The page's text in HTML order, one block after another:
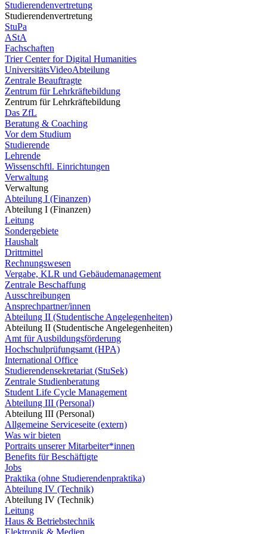
Studierendenvertretung
Studierendenvertretung
StuPa
AStA
Fachschaften
Trier Center for Digital Humanities
UniversitätsVideoAbteilung
Zentrale Beauftragte
Zentrum für Lehrkräftebildung
Zentrum für Lehrkräftebildung
Das ZfL
Beratung & Coaching
Vor dem Studium
Studierende
Lehrende
Wissenschftl. Einrichtungen
Verwaltung
Verwaltung
Abteilung I (Finanzen)
Abteilung I (Finanzen)
Leitung
Sondergebiete
Haushalt
Drittmittel
Rechnungswesen
Vergabe, KLR und Gebäudemanagement
Zentrale Beschaffung
Ausschreibungen
Ansprechpartner/innen
Abteilung II (Studentische Angelegenheiten)
Abteilung II (Studentische Angelegenheiten)
Amt für Ausbildungsförderung
Hochschulprüfungsamt (HPA)
International Office
Studierendensekretariat (StuSek)
Zentrale Studienberatung
Student Life Cycle Management
Abteilung III (Personal)
Abteilung III (Personal)
Allgemeine Serviceseite (extern)
Was wir bieten
Portraits unserer Mitarbeiter*innen
Benefits für Beschäftigte
Jobs
Praktika (ohne Studierendenpraktika)
Abteilung IV (Technik)
Abteilung IV (Technik)
Leitung
Haus & Betriebstechnik
Elektronik & Medien